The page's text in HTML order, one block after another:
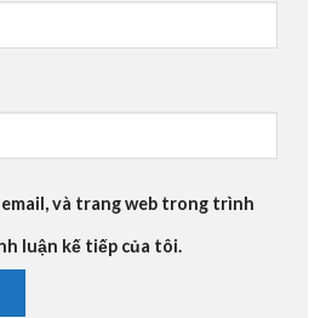
và trang web trong trình
luận kế tiếp của tôi.